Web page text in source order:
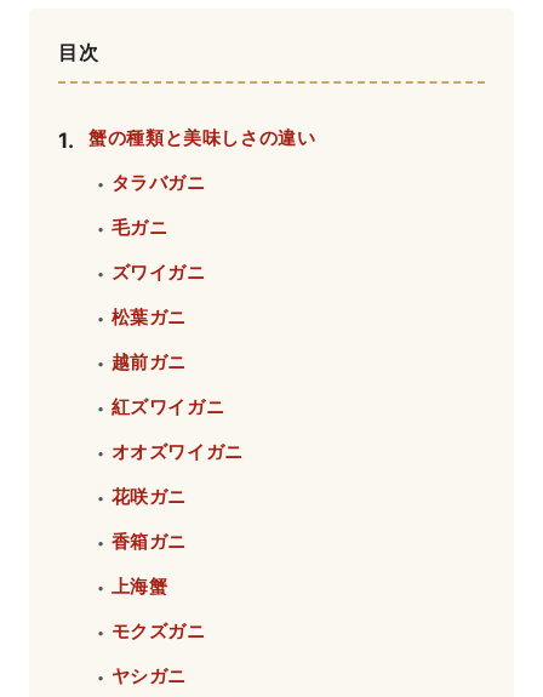
目次
1. 蟹の種類と美味しさの違い
・ タラバガニ
・ 毛ガニ
・ ズワイガニ
・ 松葉ガニ
・ 越前ガニ
・ 紅ズワイガニ
・ オオズワイガニ
・ 花咲ガニ
・ 香箱ガニ
・ 上海蟹
・ モクズガニ
・ ヤシガニ